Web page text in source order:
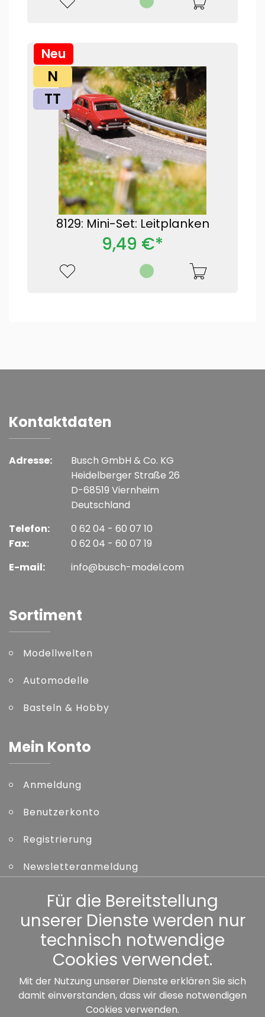
N
TT
8129: Mini-Set: Leitplanken
Neu
9,49 €*
Kontaktdaten
Adresse:
Busch GmbH & Co. KG
Heidelberger Straße 26
D-68519 Viernheim
Deutschland
Telefon:
Fax:
0 62 04 - 60 07 10
0 62 04 - 60 07 19
E-mail:
info@busch-model.com
Sortiment
Modellwelten
Automodelle
Basteln & Hobby
Mein Konto
Anmeldung
Benutzerkonto
Registrierung
Newsletteranmeldung
Kennwort vergessen
Sonstiges
Unsere Partner:
Für die Bereitstellung
unserer Dienste werden nur
technisch notwendige
Cookies verwendet.
Mit der Nutzung unserer Dienste erklären Sie sich
damit einverstanden, dass wir diese notwendigen
Cookies verwenden.